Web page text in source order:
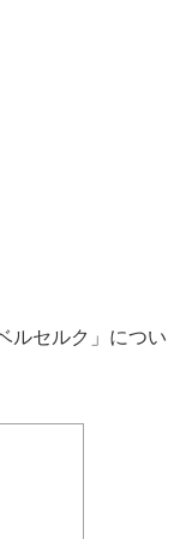
ルセルク」につい